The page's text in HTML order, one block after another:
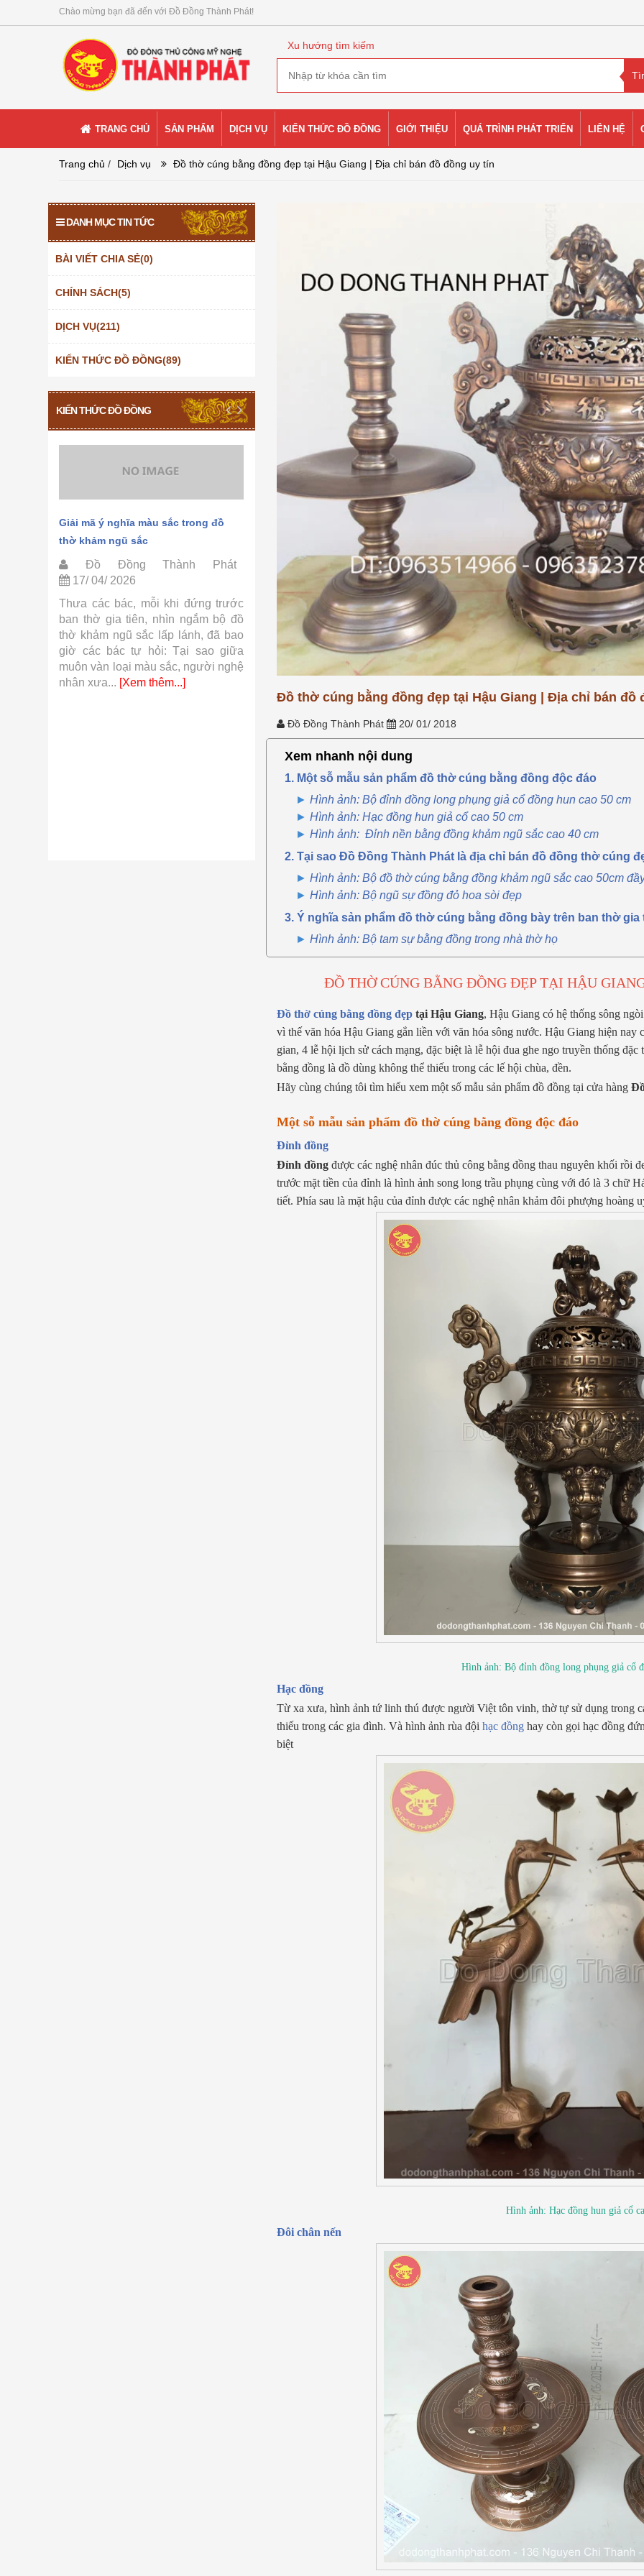
Chào mừng bạn đã đến với Đồ Đồng Thành Phát!
Xu hướng tìm kiếm
TRANG CHỦ SẢN PHẨM DỊCH VỤ KIẾN THỨC ĐỒ ĐỒNG GIỚI THIỆU QUÁ TRÌNH PHÁT TRIỂN LIÊN HỆ
Trang chủ / Dịch vụ Đồ thờ cúng bằng đồng đẹp tại Hậu Giang | Địa chỉ bán đồ đồng uy tín
DANH MỤC TIN TỨC
BÀI VIẾT CHIA SẺ(0)
CHÍNH SÁCH(5)
DỊCH VỤ(211)
KIẾN THỨC ĐỒ ĐỒNG(89)
KIẾN THỨC ĐỒ ĐỒNG
Giải mã ý nghĩa màu sắc trong đồ
thờ khảm ngũ sắc
Đồ Đồng Thành Phát
17/ 04/ 2026
Thưa các bác, mỗi khi đứng trước
ban thờ gia tiên, nhìn ngắm bộ đồ
thờ khảm ngũ sắc lấp lánh, đã bao
giờ các bác tự hỏi: Tại sao giữa
muôn vàn loại màu sắc, người nghệ
nhân xưa... [Xem thêm...]
Quy trình khảm ngũ sắc tại đồ đồng
Đồ Đồng Thành Phát
15/ 04/ 2026
Thưa các bác, đã bao giờ các bác
tự hỏi tại sao một bộ đỉnh khảm ngũ
sắc lại có giá trị cao gấp nhiều lần
so với hàng phổ thông, hay tại sao
những sợi vàng, sợi bạc lại...
[Xem
Tư Vấn Phong Thủy Đồ Đồng
Đồ Đồng Thành
06/ 04/ 2026
Trong không gian tâm linh của
gia đình Việt, bộ đồ thờ bằng
không chỉ là vật phẩm trưng
đơn thuần, mà còn là 'sợi dây'
nối tâm thức giữa con cháu và
tiên. Tuy...[Xem thêm...]
Đồ thờ cúng bằng đồng đẹp tại Hậu Giang | Địa chỉ bán đồ
Đồ Đồng Thành Phát 20/ 01/ 2018
Xem nhanh nội dung
1. Một sỗ mẫu sản phẩm đồ thờ cúng bằng đồng độc đáo
Hình ảnh: Bộ đỉnh đồng long phụng giả cổ đồng hun cao 50 cm
Hình ảnh: Hạc đồng hun giả cổ cao 50 cm
Hình ảnh: Đỉnh nền bằng đồng khảm ngũ sắc cao 40 cm
2. Tại sao Đồ Đồng Thành Phát là địa chỉ bán đồ đồng thờ cúng
Hình ảnh: Bộ đồ thờ cúng bằng đồng khảm ngũ sắc cao 50cm
Hình ảnh: Bộ ngũ sự đồng đỏ hoa sòi đẹp
3. Ý nghĩa sản phẩm đồ thờ cúng bằng đồng bày trên ban thờ gia
Hình ảnh: Bộ tam sự bằng đồng trong nhà thờ họ
ĐỒ THỜ CÚNG BẰNG ĐỒNG ĐẸP TẠI HẬU
Đồ thờ cúng bằng đồng đẹptại Hậu Giang, Hậu Giang có hệ thống sông
vì thế văn hóa Hậu Giang gắn liền với văn hóa sông nước. Hậu Giang hiện
gian, 4 lễ hội lịch sử cách mạng, đặc biệt là lễ hội đua ghe ngo truyền thống
bằng đồng là đồ dùng không thể thiếu trong các lế hội chùa, đền.
Hãy cùng chúng tôi tìm hiểu xem một số mẫu sản phẩm đồ đồng tại cửa hàng
Một sỗ mẫu sản phẩm đồ thờ cúng bằng đồng độc đáo
Đỉnh đồng
Đỉnh đồng được các nghệ nhân đúc thủ công bằng đồng thau nguyên khối rồi
trước mặt tiền của đỉnh là hình ảnh song long trầu phụng cùng với đó là 3 chữ
tiết. Phía sau là mặt hậu của đỉnh được các nghệ nhân khảm đôi phượng hoàng
Hình ảnh: Bộ đỉnh đồng long phụng giả cổ
Hạc đồng
Từ xa xưa, hình ảnh tứ linh thú được người Việt tôn vinh, thờ tự sử dụng trong
thiếu trong các gia đình. Và hình ảnh rùa đội hạc đồnghay còn gọi hạc đồng
biệt
Hình ảnh: Hạc đồng hun giả cổ
Đôi chân nến